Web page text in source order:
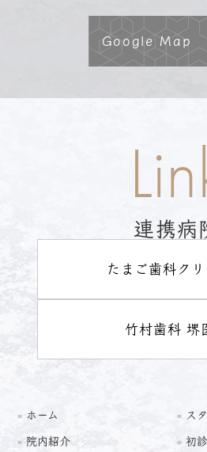
Google Map
連携病
たまご歯科クリ
竹村歯科 堺
ホーム ス
院内紹介 初